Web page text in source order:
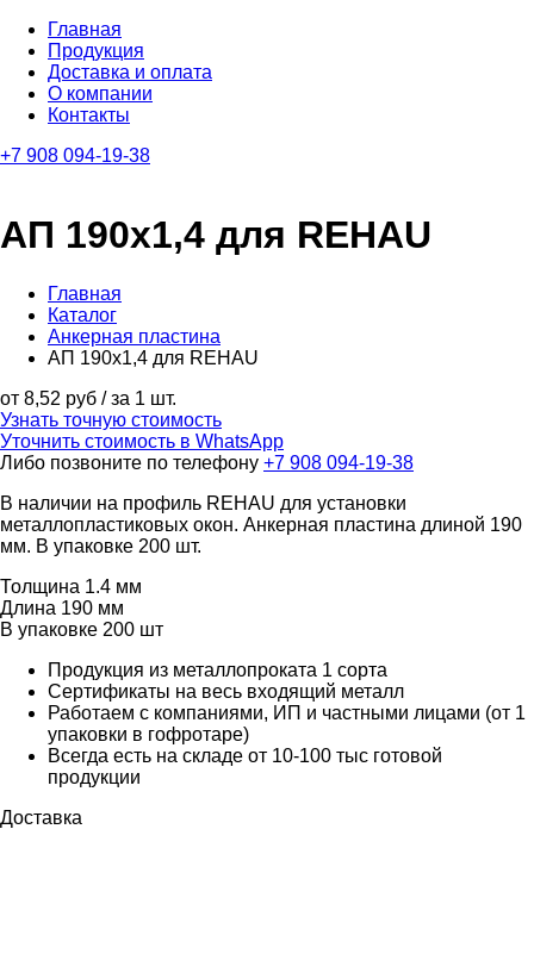
Главная
Продукция
Доставка и оплата
О компании
Контакты
+7 908 094-19-38
АП 190х1,4 для REHAU
Главная
Каталог
Анкерная пластина
АП 190х1,4 для REHAU
от 8,52 руб / за 1 шт.
Узнать точную стоимость
Уточнить стоимость в WhatsApp
Либо позвоните по телефону +7 908 094-19-38
В наличии на профиль REHAU для установки
металлопластиковых окон. Анкерная пластина длиной 190
мм. В упаковке 200 шт.
Толщина 1.4 мм
Длина 190 мм
В упаковке 200 шт
Продукция из металлопроката 1 сорта
Сертификаты на весь входящий металл
Работаем с компаниями, ИП и частными лицами (от 1
упаковки в гофротаре)
Всегда есть на складе от 10-100 тыс готовой
продукции
Доставка